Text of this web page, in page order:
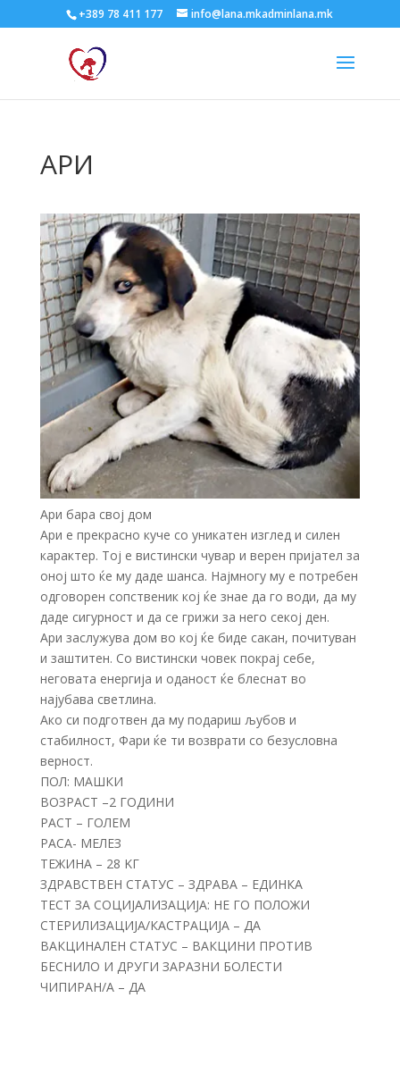
+389 78 411 177 info@lana.mkadminlana.mk
АРИ
Ари бара свој дом
Ари е прекрасно куче со уникатен изглед и силен
карактер. Тој е вистински чувар и верен пријател за
оној што ќе му даде шанса. Најмногу му е потребен
одговорен сопственик кој ќе знае да го води, да му
даде сигурност и да се грижи за него секој ден.
Ари заслужува дом во кој ќе биде сакан, почитуван
и заштитен. Со вистински човек покрај себе,
неговата енергија и оданост ќе блеснат во
најубава светлина.
Ако си подготвен да му подариш љубов и
стабилност, Фари ќе ти возврати со безусловна
верност.
ПОЛ: МАШКИ
ВОЗРАСТ –2 ГОДИНИ
РАСТ – ГОЛЕМ
РАСА- МЕЛЕЗ
ТЕЖИНА – 28 KГ
ЗДРАВСТВЕН СТАТУС – ЗДРАВА – ЕДИНКА
ТЕСТ ЗА СОЦИЈАЛИЗАЦИЈА: НЕ ГО ПОЛОЖИ
СТЕРИЛИЗАЦИЈА/КАСТРАЦИЈА – ДА
ВАКЦИНАЛЕН СТАТУС – ВАКЦИНИ ПРОТИВ
БЕСНИЛО И ДРУГИ ЗАРАЗНИ БОЛЕСТИ
ЧИПИРАН/А – ДА